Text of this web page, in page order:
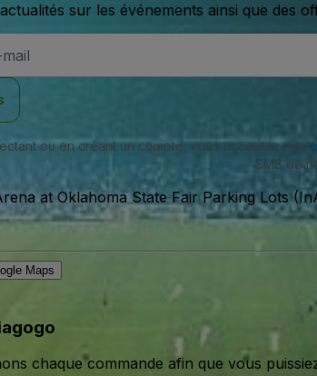
sur les événements ainsi que des
ou en créant un compte, vous acceptez nos
SMS de
at Oklahoma State Fair Parking Lots
Maps
chaque commande afin que vous